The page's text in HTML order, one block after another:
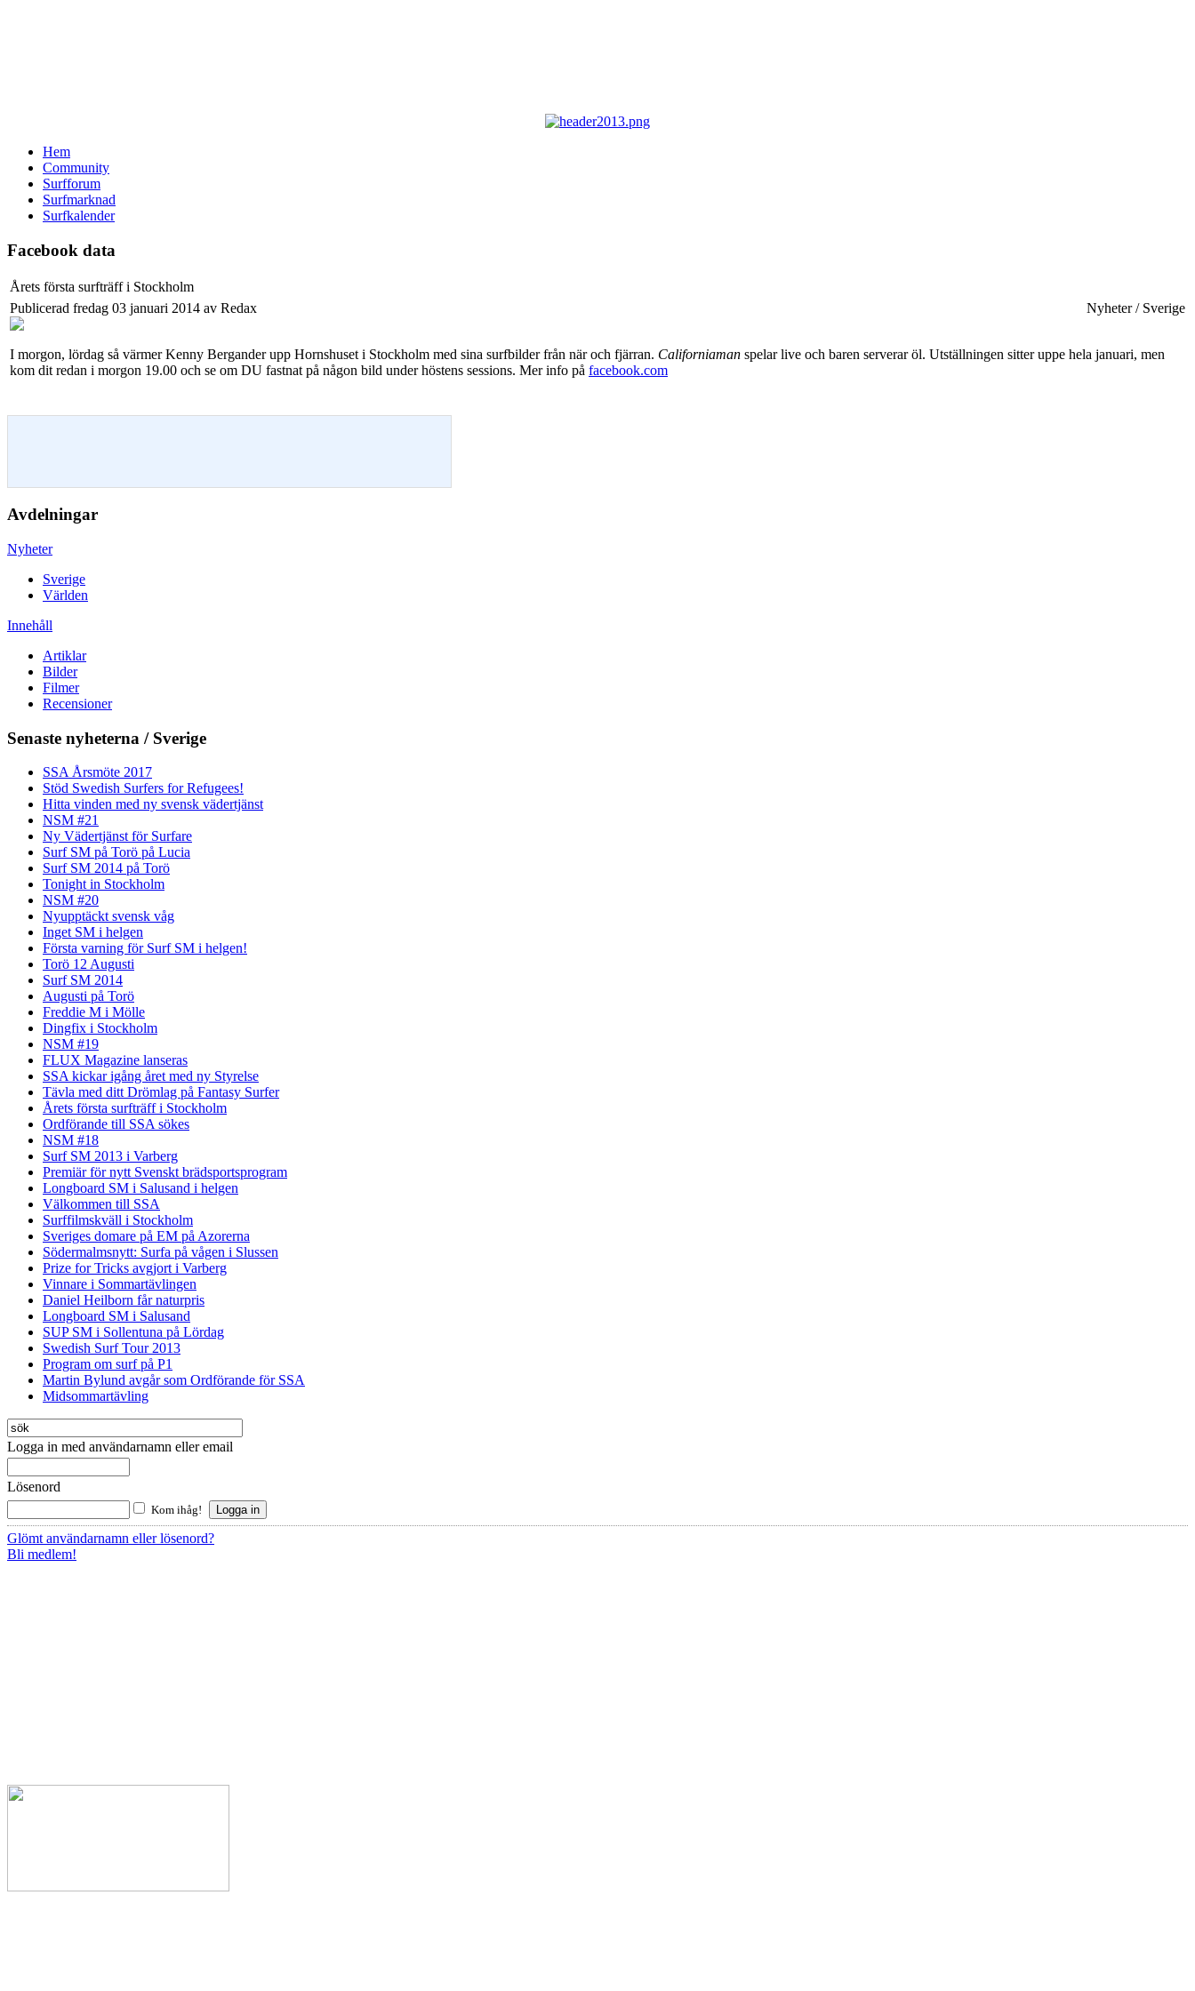
Hem
Community
Surfforum
Surfmarknad
Surfkalender
Facebook data
Årets första surfträff i Stockholm
Publicerad fredag 03 januari 2014 av Redax
Nyheter / Sverige
I morgon, lördag så värmer Kenny Bergander upp Hornshuset i Stockholm med sina surfbilder från när och fjärran. Californiaman spelar live och baren serverar öl. Utställningen sitter uppe hela januari, men
kom dit redan i morgon 19.00 och se om DU fastnat på någon bild under höstens sessions. Mer info på facebook.com
Avdelningar
Nyheter
Sverige
Världen
Innehåll
Artiklar
Bilder
Filmer
Recensioner
Senaste nyheterna / Sverige
SSA Årsmöte 2017
Stöd Swedish Surfers for Refugees!
Hitta vinden med ny svensk vädertjänst
NSM #21
Ny Vädertjänst för Surfare
Surf SM på Torö på Lucia
Surf SM 2014 på Torö
Tonight in Stockholm
NSM #20
Nyupptäckt svensk våg
Inget SM i helgen
Första varning för Surf SM i helgen!
Torö 12 Augusti
Surf SM 2014
Augusti på Torö
Freddie M i Mölle
Dingfix i Stockholm
NSM #19
FLUX Magazine lanseras
SSA kickar igång året med ny Styrelse
Tävla med ditt Drömlag på Fantasy Surfer
Årets första surfträff i Stockholm
Ordförande till SSA sökes
NSM #18
Surf SM 2013 i Varberg
Premiär för nytt Svenskt brädsportsprogram
Longboard SM i Salusand i helgen
Välkommen till SSA
Surffilmskväll i Stockholm
Sveriges domare på EM på Azorerna
Södermalmsnytt: Surfa på vågen i Slussen
Prize for Tricks avgjort i Varberg
Vinnare i Sommartävlingen
Daniel Heilborn får naturpris
Longboard SM i Salusand
SUP SM i Sollentuna på Lördag
Swedish Surf Tour 2013
Program om surf på P1
Martin Bylund avgår som Ordförande för SSA
Midsommartävling
Logga in med användarnamn eller email
Lösenord
Kom ihåg!
Glömt användarnamn eller lösenord?
Bli medlem!